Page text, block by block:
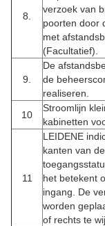
8.
verzoek van
poorten door
met
(Facultatief).
9.
De
de
realiseren.
10
Stroomlijn
kabinetten
11
LEIDENE
kanten van
het betekent
ingang. De
worden
of rechts te